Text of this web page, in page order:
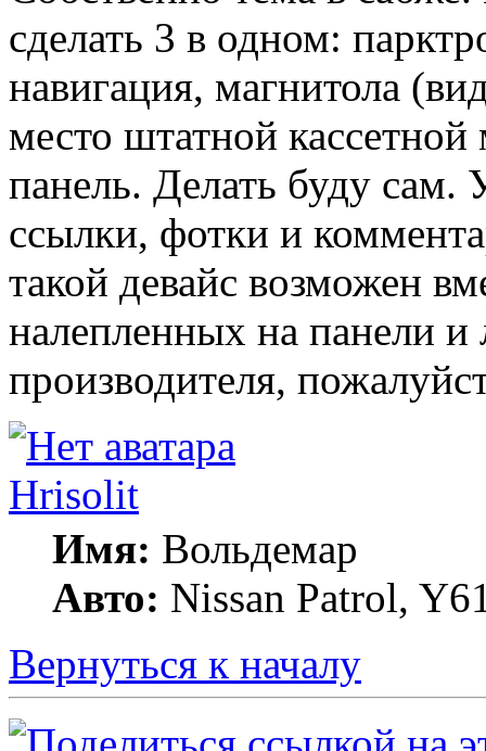
сделать 3 в одном:
навигация, магнитола
место штатной
панель. Делать буду сам.
ссылки, фотки и
такой девайс возможен
налепленных на панели и
производителя,
Hrisolit
Имя: Вольдемар
Авто: Nissan Patrol,
Вернуться к началу